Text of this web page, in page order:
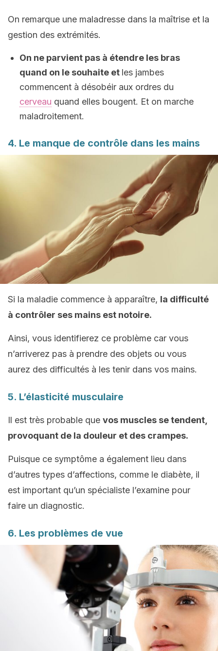
On remarque une maladresse dans la maîtrise et la
gestion des extrémités.
On ne parvient pas à étendre les bras
quand on le souhaite et les jambes
commencent à désobéir aux ordres du
cerveau quand elles bougent. Et on marche
maladroitement.
4. Le manque de contrôle dans les mains
Si la maladie commence à apparaître, la difficulté
à contrôler ses mains est notoire.
Ainsi, vous identifierez ce problème car vous
n’arriverez pas à prendre des objets ou vous
aurez des difficultés à les tenir dans vos mains.
5. L’élasticité musculaire
Il est très probable que vos muscles se tendent,
provoquant de la douleur et des crampes.
Puisque ce symptôme a également lieu dans
d’autres types d’affections, comme le diabète, il
est important qu’un spécialiste l’examine pour
faire un diagnostic.
6. Les problèmes de vue